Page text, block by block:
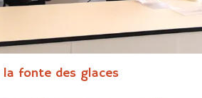
fonte des glaces